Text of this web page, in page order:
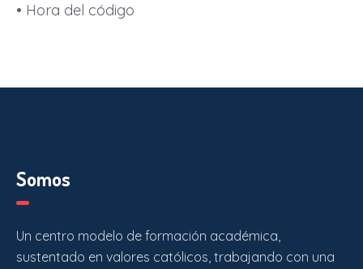
• Hora del código
Somos
Un centro modelo de formación académica,
sustentado en valores católicos, trabajando con una